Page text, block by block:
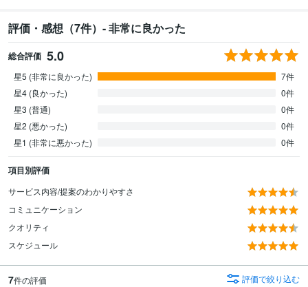
評価・感想（7件）- 非常に良かった
総合評価 5.0
星5 (非常に良かった)
7件
星4 (良かった)
0件
星3 (普通)
0件
星2 (悪かった)
0件
星1 (非常に悪かった)
0件
項目別評価
サービス内容/提案のわかりやすさ
コミュニケーション
クオリティ
スケジュール
7件の評価 評価で絞り込む